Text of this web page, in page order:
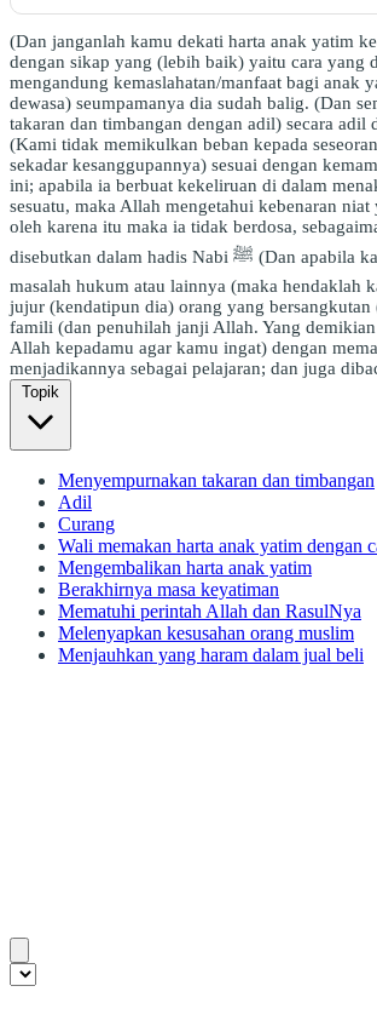
(Dan janganlah kamu dekati harta anak yatim
dengan sikap yang (lebih baik) yaitu cara yang
mengandung kemaslahatan/manfaat bagi anak
dewasa) seumpamanya dia sudah balig. (Dan
takaran dan timbangan dengan adil) secara adil
(Kami tidak memikulkan beban kepada
sekadar kesanggupannya) sesuai dengan
ini; apabila ia berbuat kekeliruan di dalam
sesuatu, maka Allah mengetahui kebenaran niat
oleh karena itu maka ia tidak berdosa,
disebutkan dalam hadis Nabi ﷺ (Dan apabila kamu berkata) dalam
masalah hukum atau lainnya (maka hendaklah
jujur (kendatipun dia) orang yang bersangkutan
famili (dan penuhilah janji Allah. Yang
Allah kepadamu agar kamu ingat) dengan
menjadikannya sebagai pelajaran; dan juga
Topik
Menyempurnakan takaran dan timbangan
Adil
Curang
Wali memakan harta anak yatim dengan
Mengembalikan harta anak yatim
Berakhirnya masa keyatiman
Mematuhi perintah Allah dan RasulNya
Melenyapkan kesusahan orang muslim
Menjauhkan yang haram dalam jual beli